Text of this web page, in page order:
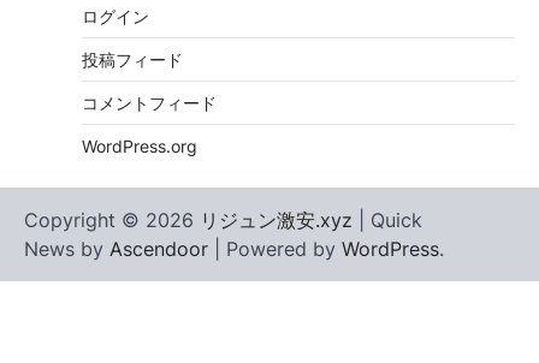
ログイン
投稿フィード
コメントフィード
WordPress.org
Copyright © 2026 リジュン激安.xyz | Quick
News by Ascendoor | Powered by WordPress.